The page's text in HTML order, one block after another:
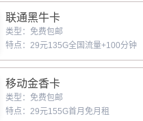
联通黑牛卡
类型：免费包邮
特点：29元135G全国流量+100分钟
移动金香卡
类型：免费包邮
特点：29元155G首月免月租